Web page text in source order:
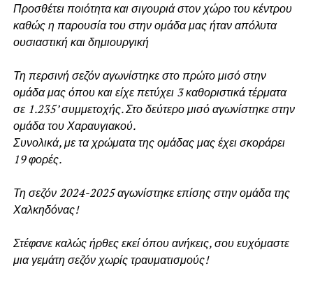
Προσθέτει ποιότητα και σιγουριά στον χώρο του κέντρου
καθώς η παρουσία του στην ομάδα μας ήταν απόλυτα
ουσιαστική και δημιουργική
Τη περσινή σεζόν αγωνίστηκε στο πρώτο μισό στην
ομάδα μας όπου και είχε πετύχει 3 καθοριστικά τέρματα
σε 1.235’ συμμετοχής. Στο δεύτερο μισό αγωνίστηκε στην
ομάδα του Χαραυγιακού.
Συνολικά, με τα χρώματα της ομάδας μας έχει σκοράρει
19 φορές.
Τη σεζόν 2024-2025 αγωνίστηκε επίσης στην ομάδα της
Χαλκηδόνας!
Στέφανε καλώς ήρθες εκεί όπου ανήκεις, σου ευχόμαστε
μια γεμάτη σεζόν χωρίς τραυματισμούς!